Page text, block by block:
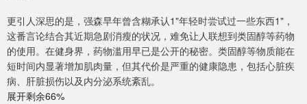
更引人深思的是，强森早年曾含糊承认1"年轻时尝试过一些东西1"，
这番言论结合其近期急剧消瘦的状况，难免让人联想到类固醇等药物
的使用。在健身界，药物滥用早已是公开的秘密。类固醇等物质能在
短时间内显著增加肌肉量，但其代价是严重的健康隐患，包括心脏疾
病、肝脏损伤以及内分泌系统紊乱。
展开剩余66%